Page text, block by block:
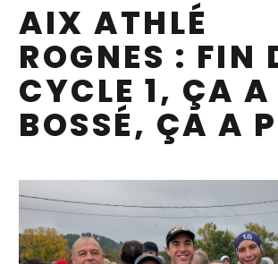
AIX ATHLÉ
ROGNES : FIN
CYCLE 1, ÇA A
BOSSÉ, ÇA A